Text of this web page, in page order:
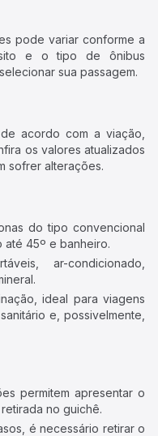
pode variar conforme a
e o tipo de ônibus
sua passagem.
acordo com a viação,
os valores atualizados
sofrer alterações.
do tipo convencional
até 45º e banheiro.
ar-condicionado,
ideal para viagens
e, possivelmente,
permitem apresentar o
no guichê.
é necessário retirar o